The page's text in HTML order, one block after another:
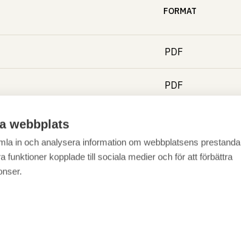
FORMAT
PDF
PDF
PDF
webbplats
in och analysera information om webbplatsens prestanda
funktioner kopplade till sociala medier och för att förbättra